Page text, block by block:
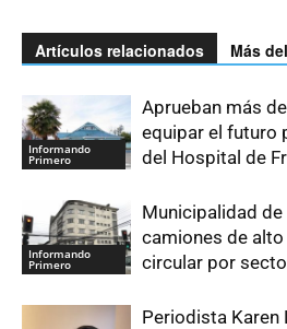
Artículos relacionados Más
Informando
Primero
Aprueban más
equipar el futuro
del Hospital de
Informando
Primero
Municipalidad
camiones de
circular por
Periodista Karen